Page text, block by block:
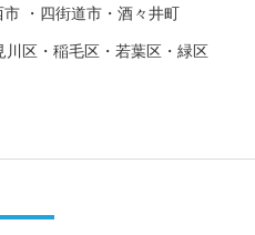
・四街道市・酒々井町
区・稲毛区・若葉区・緑区